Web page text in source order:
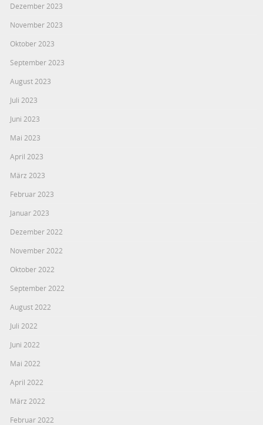
Dezember 2023
November 2023
Oktober 2023
September 2023
August 2023
Juli 2023
Juni 2023
Mai 2023
April 2023
März 2023
Februar 2023
Januar 2023
Dezember 2022
November 2022
Oktober 2022
September 2022
August 2022
Juli 2022
Juni 2022
Mai 2022
April 2022
März 2022
Februar 2022